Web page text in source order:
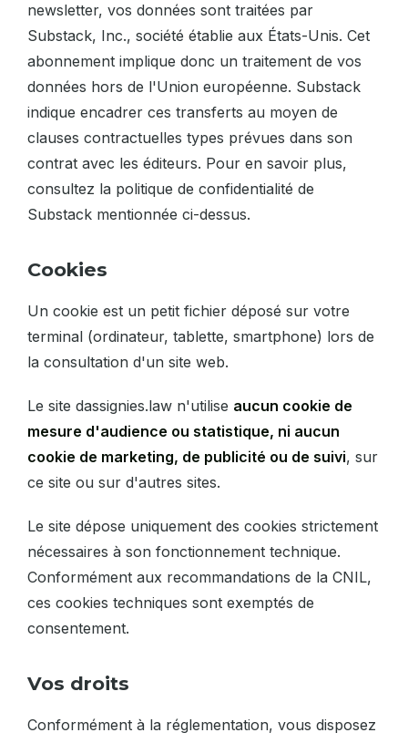
newsletter, vos données sont traitées par
Substack, Inc., société établie aux États-Unis. Cet
abonnement implique donc un traitement de vos
données hors de l'Union européenne. Substack
indique encadrer ces transferts au moyen de
clauses contractuelles types prévues dans son
contrat avec les éditeurs. Pour en savoir plus,
consultez la politique de confidentialité de
Substack mentionnée ci-dessus.
Cookies
Un cookie est un petit fichier déposé sur votre
terminal (ordinateur, tablette, smartphone) lors de
la consultation d'un site web.
Le site dassignies.law n'utilise aucun cookie de
mesure d'audience ou statistique, ni aucun
cookie de marketing, de publicité ou de suivi, sur
ce site ou sur d'autres sites.
Le site dépose uniquement des cookies strictement
nécessaires à son fonctionnement technique.
Conformément aux recommandations de la CNIL,
ces cookies techniques sont exemptés de
consentement.
Vos droits
Conformément à la réglementation, vous disposez